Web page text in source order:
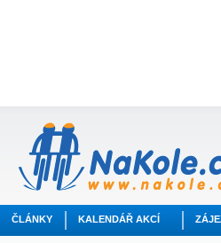
ČLÁNKY KALENDÁŘ AKCÍ